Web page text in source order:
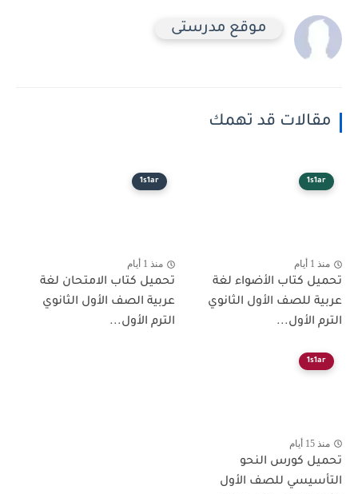
موقع مدرستى
مقالات قد تهمك
1s1ar
منذ 1 أيام
تحميل كتاب الأضواء لغة
عربية للصف الأول الثانوي
الترم الأول...
1s1ar
منذ 1 أيام
تحميل كتاب الامتحان لغة
عربية الصف الأول الثانوي
الترم الأول...
1s1ar
منذ 15 أيام
تحميل كورس النحو
التأسيسي للصف الأول